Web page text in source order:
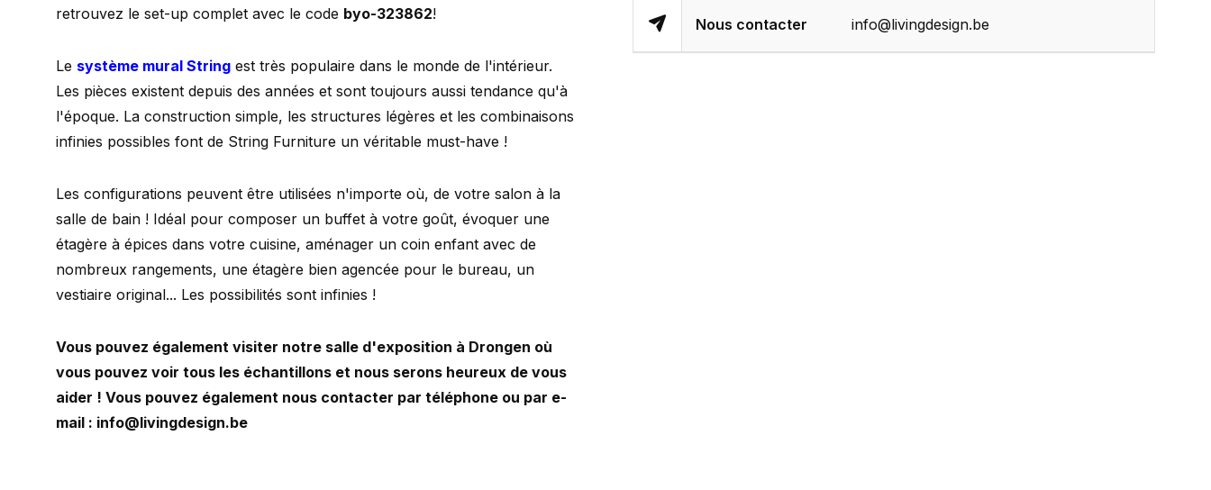
retrouvez le set-up complet avec le code byo-323862!
Le système mural String est très populaire dans le monde de l'intérieur.
Les pièces existent depuis des années et sont toujours aussi tendance qu'à
l'époque. La construction simple, les structures légères et les combinaisons
infinies possibles font de String Furniture un véritable must-have !
Les configurations peuvent être utilisées n'importe où, de votre salon à la
salle de bain ! Idéal pour composer un buffet à votre goût, évoquer une
étagère à épices dans votre cuisine, aménager un coin enfant avec de
nombreux rangements, une étagère bien agencée pour le bureau, un
vestiaire original... Les possibilités sont infinies !
Vous pouvez également visiter notre salle d'exposition à Drongen où
vous pouvez voir tous les échantillons et nous serons heureux de vous
aider ! Vous pouvez également nous contacter par téléphone ou par e-
mail : info@livingdesign.be
Nous contacter info@livingdesign.be